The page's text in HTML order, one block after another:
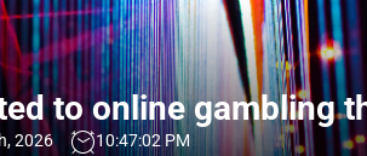
Skip
to
the
contentto online gambling
2026 10:47:03 PM